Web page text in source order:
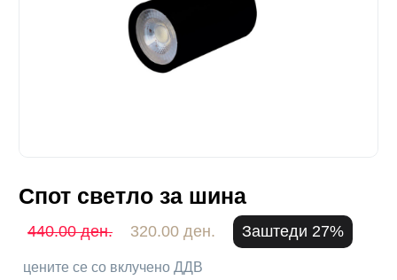
Спот светло за шина
440.00 ден. 320.00 ден. Заштеди 27%
цените се со вклучено ДДВ